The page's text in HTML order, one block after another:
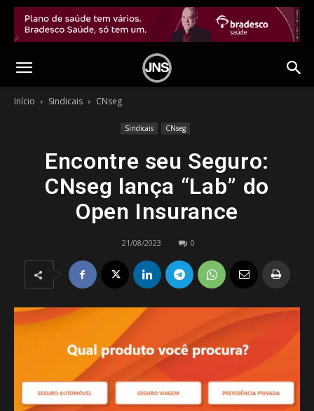
Início Sindicais CNseg
Sindicais CNseg
Encontre seu Seguro:
CNseg lança “Lab” do
Open Insurance
21/08/2023 0